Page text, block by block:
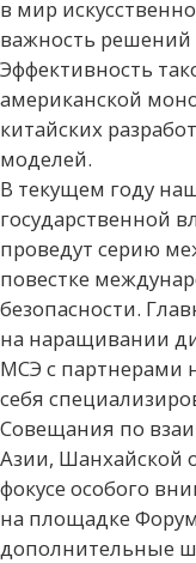
в мир
важность решений
Эффективность
американской
китайских
моделей.
В текущем году
государственной
проведут серию
повестке
безопасности.
на наращивании
МСЭ с партнерами
себя
Совещания по
Азии, Шанхайской
фокусе особого
на площадке
дополнительные